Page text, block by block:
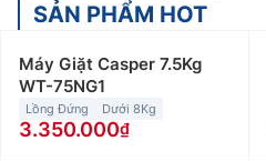
SẢN PHẨM HOT
Máy Giặt Casper 7.5Kg
WT-75NG1
Lồng Đứng Dưới 8Kg
3.350.000